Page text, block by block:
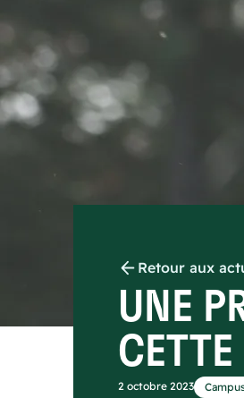
Retour aux
UNE
2 octobre 2023